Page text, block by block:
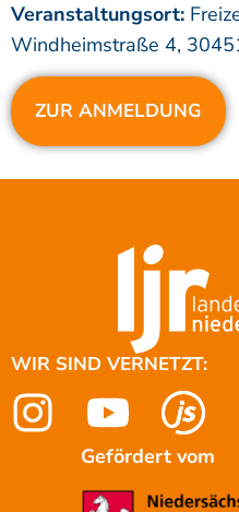
Veranstaltungsort:
Windheimstraße 4,
ZUR ANMELDUNG
WIR SIND VERNETZT:
Gefördert vom